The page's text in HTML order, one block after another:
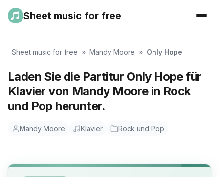
Sheet music for free
Sheet music for free » Mandy Moore » Only Hope
Laden Sie die Partitur Only Hope für
Klavier von Mandy Moore in Rock
und Pop herunter.
Mandy Moore Klavier Rock und Pop